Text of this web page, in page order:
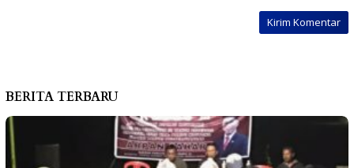
BERITA TERBARU